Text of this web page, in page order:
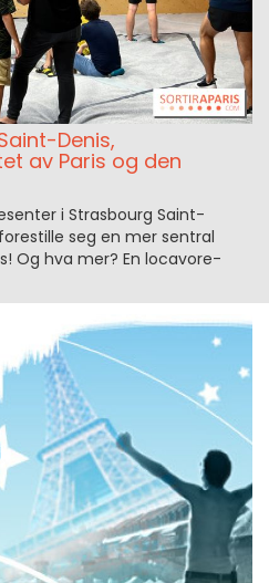
Denis,
av Paris og den
i Strasbourg Saint-
seg en mer sentral
Og hva mer? En locavore-